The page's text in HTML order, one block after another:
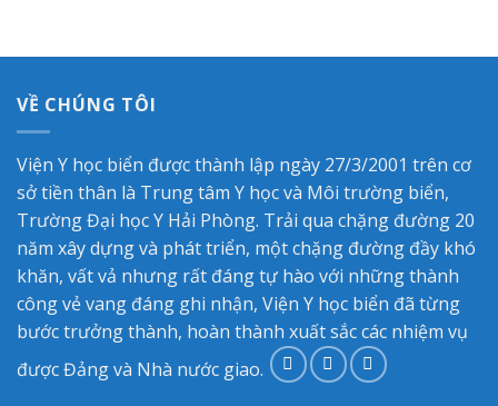
VỀ CHÚNG TÔI
Viện Y học biển được thành lập ngày 27/3/2001 trên cơ
sở tiền thân là Trung tâm Y học và Môi trường biển,
Trường Đại học Y Hải Phòng. Trải qua chặng đường 20
năm xây dựng và phát triển, một chặng đường đầy khó
khăn, vất vả nhưng rất đáng tự hào với những thành
công vẻ vang đáng ghi nhận, Viện Y học biển đã từng
bước trưởng thành, hoàn thành xuất sắc các nhiệm vụ
được Đảng và Nhà nước giao.